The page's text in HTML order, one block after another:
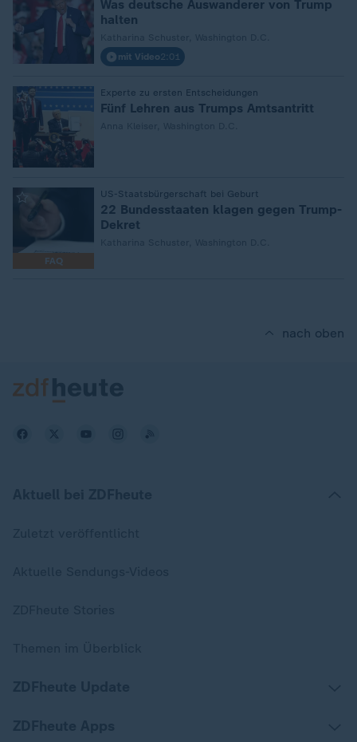
Was deutsche Auswanderer von Trump
halten
mit Video2:01
Experte zu ersten Entscheidungen
Fünf Lehren aus Trumps Amtsantritt
FAQ
US-Staatsbürgerschaft bei Geburt
22 Bundesstaaten klagen gegen Trump-
Dekret
nach oben